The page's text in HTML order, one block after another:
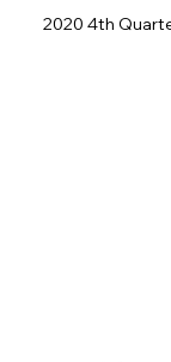
2020 4th